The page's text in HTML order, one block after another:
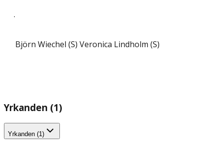
.
Björn Wiechel (S) Veronica Lindholm (S)
Yrkanden (1)
Yrkanden (1)